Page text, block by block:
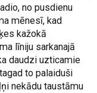
no pusdienu
mēnesī, kad
kažokā
līniju sarkanajā
daudzi uzticamie
to palaiduši
nekādu taustāmu